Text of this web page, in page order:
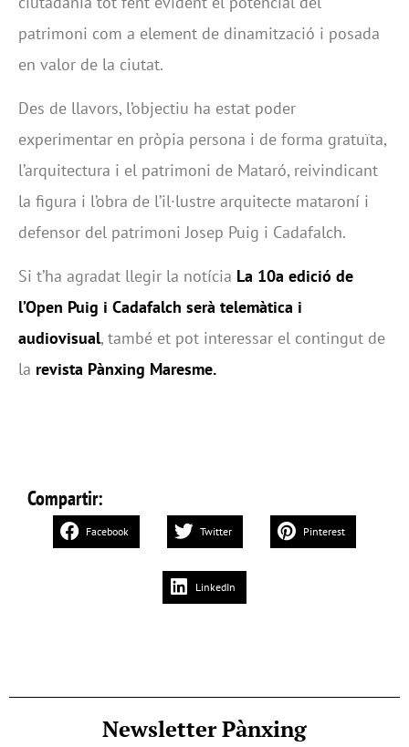
patrimoni com a element de dinamització i posada
en valor de la ciutat.
Des de llavors, l’objectiu ha estat poder
experimentar en pròpia persona i de forma gratuïta,
l’arquitectura i el patrimoni de Mataró, reivindicant
la figura i l’obra de l’il·lustre arquitecte mataroní i
defensor del patrimoni Josep Puig i Cadafalch.
Si t’ha agradat llegir la notícia La 10a edició de
l’Open Puig i Cadafalch serà telemàtica i
audiovisual, també et pot interessar el contingut de
la revista Pànxing Maresme.
Compartir:
Facebook Twitter Pinterest
LinkedIn
Newsletter Pànxing